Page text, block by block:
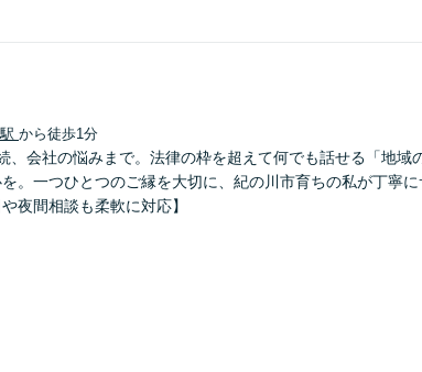
から徒歩1分
、会社の悩みまで。法律の枠を超えて何でも話せる「地域
。一つひとつのご縁を大切に、紀の川市育ちの私が丁寧
夜間相談も柔軟に対応】